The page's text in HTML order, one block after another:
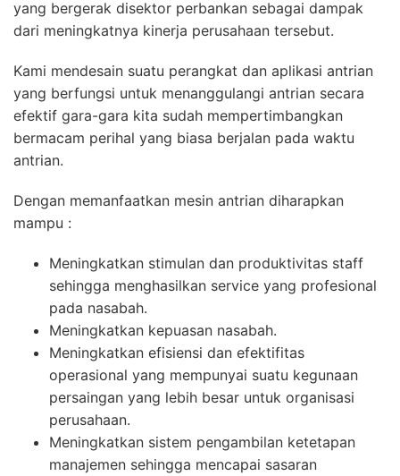
yang bergerak disektor perbankan sebagai dampak
dari meningkatnya kinerja perusahaan tersebut.
Kami mendesain suatu perangkat dan aplikasi antrian
yang berfungsi untuk menanggulangi antrian secara
efektif gara-gara kita sudah mempertimbangkan
bermacam perihal yang biasa berjalan pada waktu
antrian.
Dengan memanfaatkan mesin antrian diharapkan
mampu :
Meningkatkan stimulan dan produktivitas staff
sehingga menghasilkan service yang profesional
pada nasabah.
Meningkatkan kepuasan nasabah.
Meningkatkan efisiensi dan efektifitas
operasional yang mempunyai suatu kegunaan
persaingan yang lebih besar untuk organisasi
perusahaan.
Meningkatkan sistem pengambilan ketetapan
manajemen sehingga mencapai sasaran